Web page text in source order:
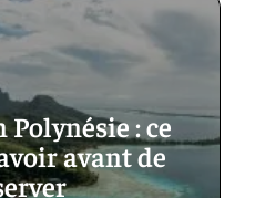
: ce
avant de